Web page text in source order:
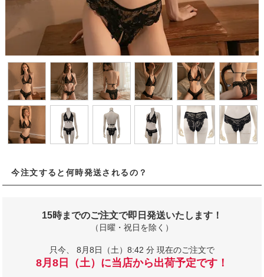
今注文すると何時発送されるの？
15時までのご注文で即日発送いたします！
（日曜・祝日を除く）
只今、 8月8日（土）8:42 分 現在のご注文で
8月8日（土）に当店から出荷予定です！